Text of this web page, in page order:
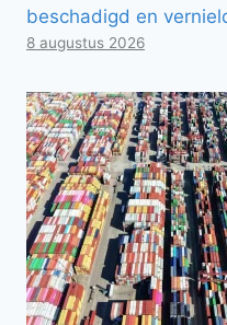
beschadigd en
8 augustus 2026